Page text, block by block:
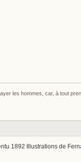
les hommes, car, à tout
1892 Illustrations de